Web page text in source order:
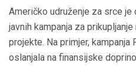
Američko udruženje za srce
javnih kampanja za
projekte. Na primjer,
oslanjala na finansijske